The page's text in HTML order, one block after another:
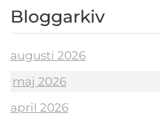
Bloggarkiv
augusti 2026
maj 2026
april 2026